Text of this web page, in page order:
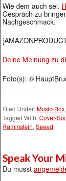
Wie dem auch sei.
Gespräch zu
Nachgeschmack.
Deine Meinung zu
Foto(s): ©
Filed Under: Music-Box,
Tagged With:Cover-
Rammstein,Seeed
Speak Your
Du musst